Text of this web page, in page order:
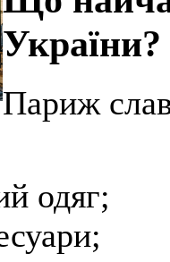
України?
Париж
одяг;